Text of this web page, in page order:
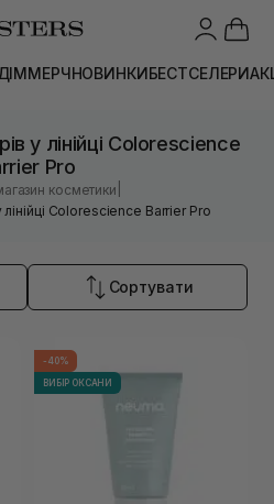
МЕРЧНОВИНКИБЕСТСЕЛЕРИ
у лінійці Colorescience
Pro
косметики
лінійці Colorescience Barrier Pro
Сортувати
-40%
ВИБІР ОКСАНИ